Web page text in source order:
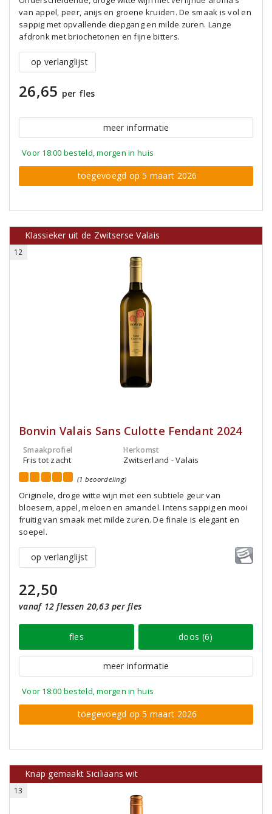
van appel, peer, anijs en groene kruiden. De smaak is vol en
sappig met opvallende diepgang en milde zuren. Lange
afdronk met briochetonen en fijne bitters.
op verlanglijst
26,65 per fles
meer informatie
Voor 18:00 besteld, morgen in huis
toegevoegd op 5 maart 2026
Klassieker uit de Zwitserse Valais
12
Bonvin Valais Sans Culotte Fendant 2024
Smaakprofiel
Fris tot zacht
Herkomst
Zwitserland - Valais
(1 beoordeling)
Originele, droge witte wijn met een subtiele geur van
bloesem, appel, meloen en amandel. Intens sappig en mooi
fruitig van smaak met milde zuren. De finale is elegant en
soepel.
op verlanglijst
22,50
vanaf 12 flessen 20,63 per fles
fles doos (6)
meer informatie
Voor 18:00 besteld, morgen in huis
toegevoegd op 5 maart 2026
Knap gemaakt Siciliaans wit
13